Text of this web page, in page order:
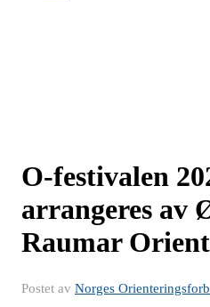
O-festivalen
arrangeres av
Raumar
Postet av Norges